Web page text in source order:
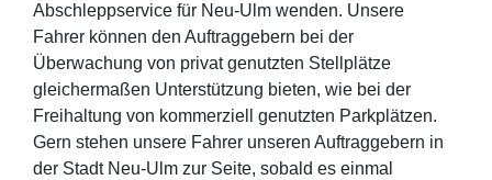
Abschleppservice für Neu-Ulm wenden. Unsere
Fahrer können den Auftraggebern bei der
Überwachung von privat genutzten Stellplätze
gleichermaßen Unterstützung bieten, wie bei der
Freihaltung von kommerziell genutzten Parkplätzen.
Gern stehen unsere Fahrer unseren Auftraggebern in
der Stadt Neu-Ulm zur Seite, sobald es einmal